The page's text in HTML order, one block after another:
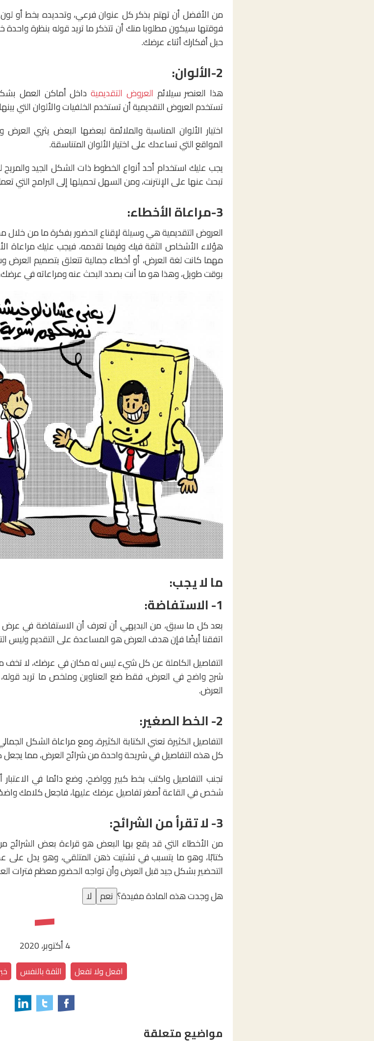
من الأفضل أن تهتم بذكر كل عنوان فرعي، وتحديده بخط أو لون
فوقتها سيكون مطلوبا منك أن تتذكر ما تريد قوله بنظرة
حبل أفكارك أثناء عرضك.
2-الألوان:
هذا العنصر سيلائم العروض التقديميةداخل أماكن العمل
تستخدم العروض التقديمية أن تستخدم الخلفيات والألوان التي
اختيار الألوان المناسبة والملائمة لبعضها البعض يثري
المواقع التي تساعدك على اختيار الألوان المتناسقة.
يجب عليك استخدام أحد أنواع الخطوط ذات الشكل الجيد والمريح
تبحث عنها على الإنترنت، ومن السهل تحميلها إلى البرامج التي
3-مراعاة الأخطاء:
العروض التقديمية هي وسيلة لإقناع الحضور بفكرة ما من خلال
هؤلاء الأشخاص الثقة فيك وفيما تقدمه، فيجب عليك مراعاة
مهما كانت لغة العرض، أو أخطاء جمالية تتعلق بتصميم العرض
بوقت طويل، وهذا هو ما أنت بصدد البحث عنه ومراعاته في
ما لا يجب:
1- الاستفاضة:
بعد كل ما سبق، من البديهي أن تعرف أن الاستفاضة في عرض
اتفقنا أيضًا فإن هدف العرض هو المساعدة على التقديم وليس
التفاصيل الكاملة عن كل شيء ليس له مكان في عرضك، لا تخف
شرح واضح في العرض، فقط ضع العناوين وملخص ما تريد قوله،
العرض.
2- الخط الصغير:
التفاصيل الكثيرة تعني الكتابة الكثيرة، ومع مراعاة الشكل
كل هذه التفاصيل في شريحة واحدة من شرائح العرض، مما يجعل
تجنب التفاصيل واكتب بخط كبير وواضح، وضع دائما في
شخص في القاعة أصغر تفاصيل عرضك عليها، فاجعل كلامك
3- لا تقرأ من الشرائح:
من الأخطاء التي قد يقع بها البعض هو قراءة بعض الشرائح من
كتابًا، وهو ما يتسبب في تشتيت ذهن المتلقي، وهو يدل على
التحضير بشكل جيد قبل العرض وأن تواجه الحضور معظم فترات
هل وجدت هذه المادة مفيدة؟ نعم لا
4 أكتوبر، 2020
افعل ولا تفعل الثقة بالنفس
مواضيع متعلقة